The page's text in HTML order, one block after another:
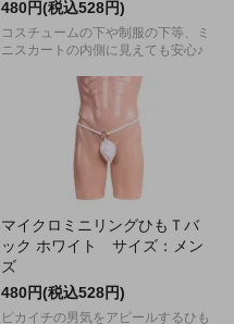
480円(税込528円)
コスチュームの下や制服の下等、ミ
ニスカートの内側に見えても安心♪
マイクロミニリングひもＴバ
ック ホワイト サイズ：メン
ズ
480円(税込528円)
ピカイチの男気をアピールするひも